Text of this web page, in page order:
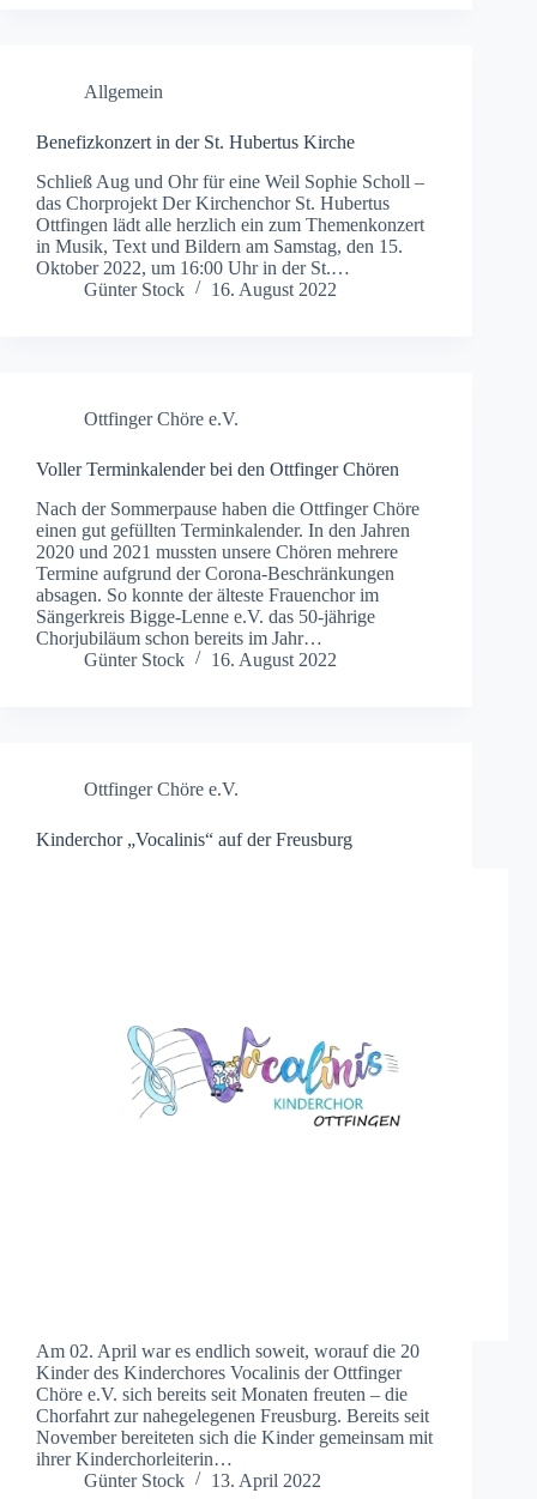
Allgemein
Benefizkonzert in der St. Hubertus Kirche
Schließ Aug und Ohr für eine Weil Sophie Scholl –
das Chorprojekt Der Kirchenchor St. Hubertus
Ottfingen lädt alle herzlich ein zum Themenkonzert
in Musik, Text und Bildern am Samstag, den 15.
Oktober 2022, um 16:00 Uhr in der St.…
Günter Stock
16. August 2022
Ottfinger Chöre e.V.
Voller Terminkalender bei den Ottfinger Chören
Nach der Sommerpause haben die Ottfinger Chöre
einen gut gefüllten Terminkalender. In den Jahren
2020 und 2021 mussten unsere Chören mehrere
Termine aufgrund der Corona-Beschränkungen
absagen. So konnte der älteste Frauenchor im
Sängerkreis Bigge-Lenne e.V. das 50-jährige
Chorjubiläum schon bereits im Jahr…
Günter Stock
16. August 2022
Ottfinger Chöre e.V.
Kinderchor „Vocalinis“ auf der Freusburg
Am 02. April war es endlich soweit, worauf die 20
Kinder des Kinderchores Vocalinis der Ottfinger
Chöre e.V. sich bereits seit Monaten freuten – die
Chorfahrt zur nahegelegenen Freusburg. Bereits seit
November bereiteten sich die Kinder gemeinsam mit
ihrer Kinderchorleiterin…
Günter Stock
13. April 2022